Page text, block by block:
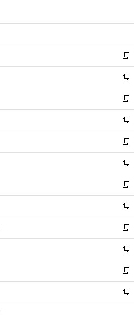
開
ウ
開
ン
ウ
開
く
ウ
ン
ウ
で
開
く
し
ウ
ン
ド
ウ
で
開
く
新
し
い
ウ
ィ
ン
ド
ウ
で
開
く
新
し
い
ウ
ィ
ン
ド
ウ
で
開
く
新
し
い
ウ
ィ
ン
ド
ウ
で
開
く
新
し
い
ウ
ィ
ン
ド
ウ
で
開
く
新
し
い
ウ
ィ
ン
ド
ウ
で
開
く
新
し
い
ウ
ィ
ン
ド
ウ
で
開
く
新
し
い
ウ
ィ
ン
ド
ウ
で
開
く
新
し
い
ウ
ィ
ン
ド
ウ
で
開
新
し
い
ウ
ィ
ン
ド
ウ
新
し
い
ウ
ィ
ン
新
し
い
ウ
新
し